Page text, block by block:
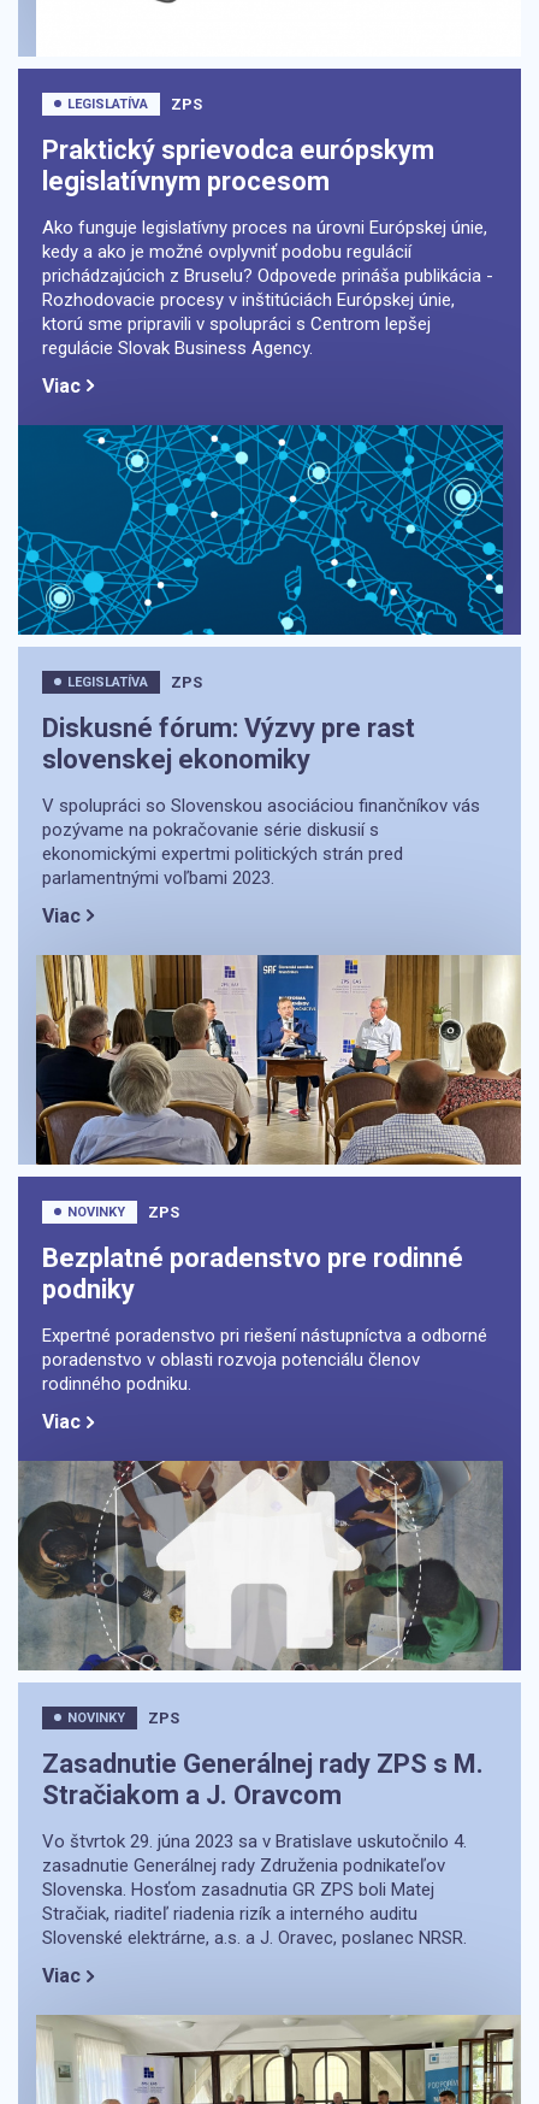
LEGISLATÍVA ZPS
Praktický sprievodca európskym
legislatívnym procesom
Ako funguje legislatívny proces na úrovni Európskej únie,
kedy a ako je možné ovplyvniť podobu regulácií
prichádzajúcich z Bruselu? Odpovede prináša publikácia -
Rozhodovacie procesy v inštitúciách Európskej únie,
ktorú sme pripravili v spolupráci s Centrom lepšej
regulácie Slovak Business Agency.
Viac
LEGISLATÍVA ZPS
Diskusné fórum: Výzvy pre rast
slovenskej ekonomiky
V spolupráci so Slovenskou asociáciou finančníkov vás
pozývame na pokračovanie série diskusií s
ekonomickými expertmi politických strán pred
parlamentnými voľbami 2023.
Viac
NOVINKY ZPS
Bezplatné poradenstvo pre rodinné
podniky
Expertné poradenstvo pri riešení nástupníctva a odborné
poradenstvo v oblasti rozvoja potenciálu členov
rodinného podniku.
Viac
NOVINKY ZPS
Zasadnutie Generálnej rady ZPS s M.
Stračiakom a J. Oravcom
Vo štvrtok 29. júna 2023 sa v Bratislave uskutočnilo 4.
zasadnutie Generálnej rady Združenia podnikateľov
Slovenska. Hosťom zasadnutia GR ZPS boli Matej
Stračiak, riaditeľ riadenia rizík a interného auditu
Slovenské elektrárne, a.s. a J. Oravec, poslanec NRSR.
Viac